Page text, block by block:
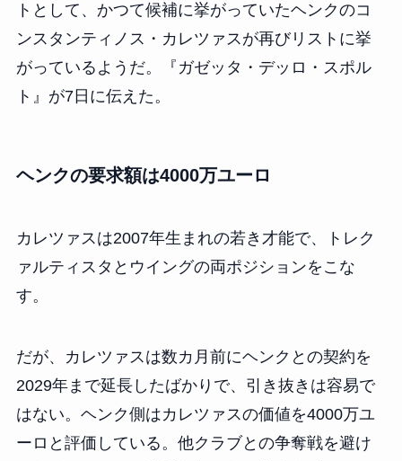
トとして、かつて候補に挙がっていたヘンクのコ
ンスタンティノス・カレツァスが再びリストに挙
がっているようだ。『ガゼッタ・デッロ・スポル
ト』が7日に伝えた。
ヘンクの要求額は4000万ユーロ
カレツァスは2007年生まれの若き才能で、トレク
ァルティスタとウイングの両ポジションをこな
す。
だが、カレツァスは数カ月前にヘンクとの契約を
2029年まで延長したばかりで、引き抜きは容易で
はない。ヘンク側はカレツァスの価値を4000万ユ
ーロと評価している。他クラブとの争奪戦を避け